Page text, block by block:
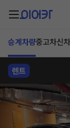
승계차량중고차신
렌트